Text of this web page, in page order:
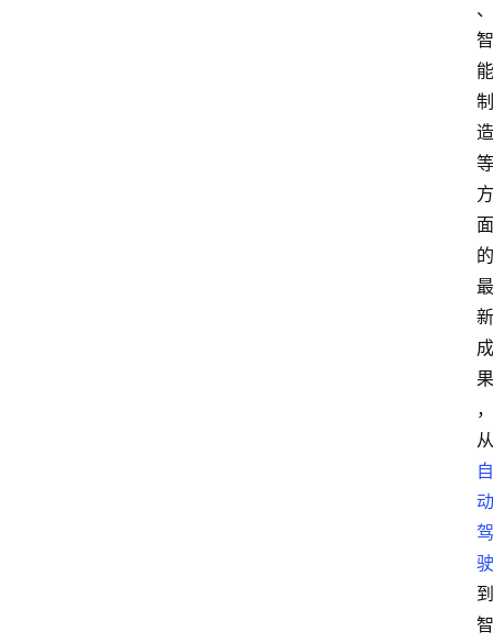
、
智
能
制
造
等
方
面
的
最
新
成
果
，
从
自
动
驾
驶
到
智